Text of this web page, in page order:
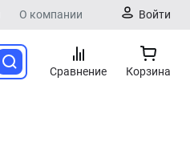
О компании Войти
Сравнение Корзина